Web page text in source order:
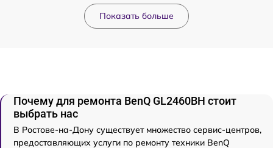
Показать больше
Почему для ремонта BenQ GL2460BH стоит
выбрать нас
В Ростове-на-Дону существует множество сервис-центров,
предоставляющих услуги по ремонту техники BenQ